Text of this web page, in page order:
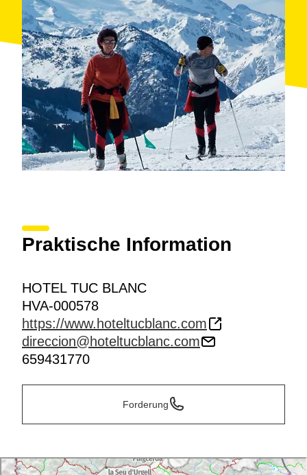
Praktische Information
HOTEL TUC BLANC
HVA-000578
https://www.hoteltucblanc.com
direccion@hoteltucblanc.com
659431770
Forderung